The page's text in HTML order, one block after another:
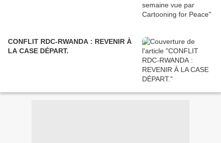
CONFLIT RDC-RWANDA : REVENIR À
LA CASE DÉPART.